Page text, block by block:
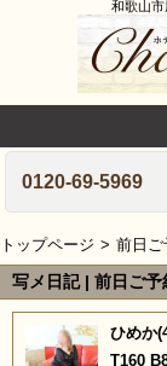
和歌山
0120-69-5969
トップページ 前日
写メ日記 | 前日ご
ひめか
T160